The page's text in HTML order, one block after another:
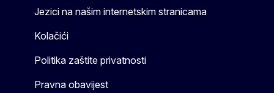
Jezici na našim internetskim stranicama
Kolačići
Politika zaštite privatnosti
Pravna obavijest